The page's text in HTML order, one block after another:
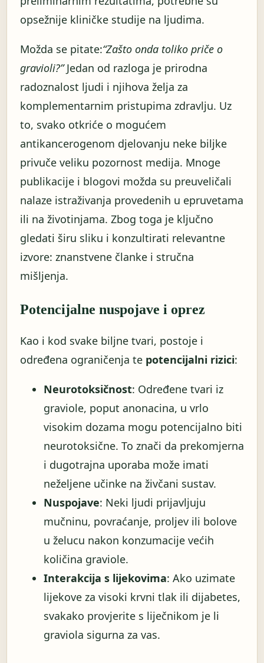
opsežnije kliničke studije na ljudima.
Možda se pitate:“Zašto onda toliko priče o
gravioli?”Jedan od razloga je prirodna
radoznalost ljudi i njihova želja za
komplementarnim pristupima zdravlju. Uz
to, svako otkriće o mogućem
antikancerogenom djelovanju neke biljke
privuče veliku pozornost medija. Mnoge
publikacije i blogovi možda su preuveličali
nalaze istraživanja provedenih u epruvetama
ili na životinjama. Zbog toga je ključno
gledati širu sliku i konzultirati relevantne
izvore: znanstvene članke i stručna
mišljenja.
Potencijalne nuspojave i oprez
Kao i kod svake biljne tvari, postoje i
određena ograničenja te potencijalni rizici:
Neurotoksičnost: Određene tvari iz
graviole, poput anonacina, u vrlo
visokim dozama mogu potencijalno biti
neurotoksične. To znači da prekomjerna
i dugotrajna uporaba može imati
neželjene učinke na živčani sustav.
Nuspojave: Neki ljudi prijavljuju
mučninu, povraćanje, proljev ili bolove
u želucu nakon konzumacije većih
količina graviole.
Interakcija s lijekovima: Ako uzimate
lijekove za visoki krvni tlak ili dijabetes,
svakako provjerite s liječnikom je li
graviola sigurna za vas.